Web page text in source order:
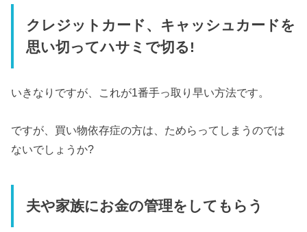
クレジットカード、キャッシュカードを
思い切ってハサミで切る!
いきなりですが、これが1番手っ取り早い方法です。
ですが、買い物依存症の方は、ためらってしまうのでは
ないでしょうか?
夫や家族にお金の管理をしてもらう